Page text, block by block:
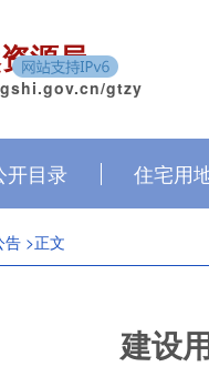
源局
gtzy
开目录 住宅用
告 >正文
建设